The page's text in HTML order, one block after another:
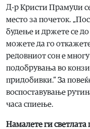
Д-р Кристи Прамуџи се
место за почеток.
будење и држете се
можете да го
редовниот сон е
подобрувања во
придобивки.“ За
воспоставување
часа спиење.
Намалете ги